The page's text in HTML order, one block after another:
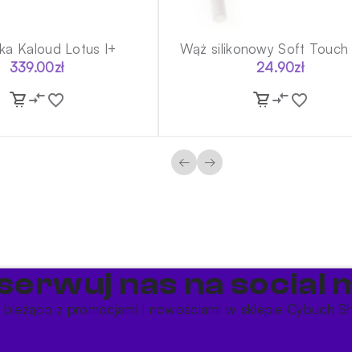
Kaloud Lotus I+
339.00zł
Wąż silikonowy Soft Touch
24.90zł
← →
nas na social
bieżąco z promocjami i nowościami w sklepie Cybuch